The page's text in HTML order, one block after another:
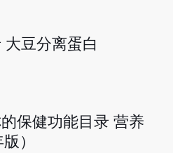
豆分离蛋白
保健功能目录 营养
）